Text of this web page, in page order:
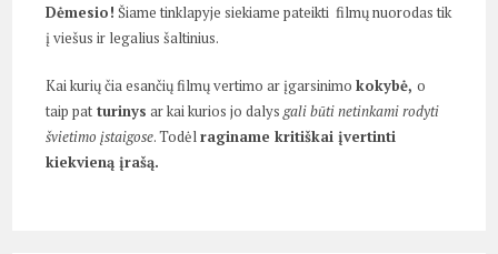
Dėmesio! Šiame tinklapyje siekiame pateikti filmų nuorodas tik
į viešus ir legalius šaltinius.
Kai kurių čia esančių filmų vertimo ar įgarsinimokokybė,o
taip pat turinys ar kai kurios jo dalysgali būti netinkami rodyti
švietimo įstaigose. Todėlraginame kritiškai įvertinti
kiekvieną įrašą.